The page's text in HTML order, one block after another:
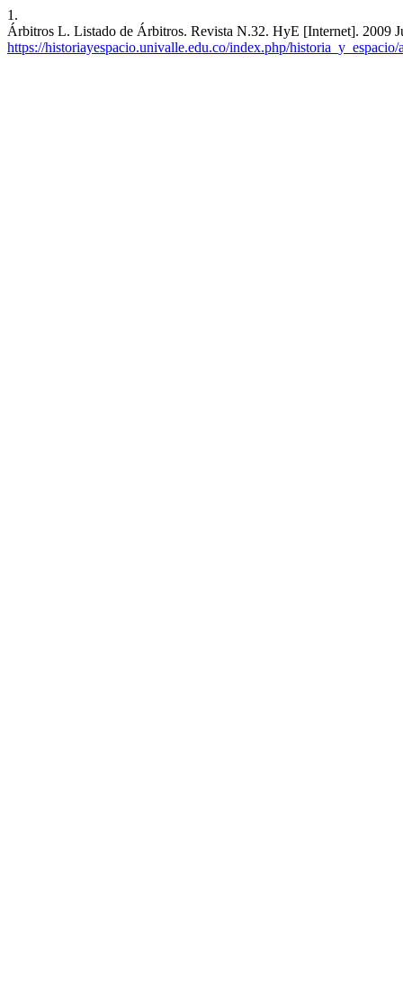
1.
Árbitros L. Listado de Árbitros. Revista N.32. HyE [Internet]. 2009
https://historiayespacio.univalle.edu.co/index.php/